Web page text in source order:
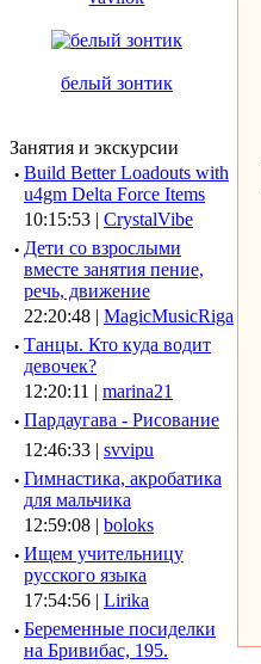
белый зонтик
Занятия и экскурсии
· Build Better Loadouts with
u4gm Delta Force Items
10:15:53 | CrystalVibe
· Дети со взрослыми
вместе занятия пение,
речь, движение
22:20:48 | MagicMusicRiga
· Танцы. Кто куда водит
девочек?
12:20:11 | marina21
· Пардаугава - Рисование
12:46:33 | svvipu
· Гимнастика, акробатика
для мальчика
12:59:08 | boloks
· Ищем учительницу
русского языка
17:54:56 | Lirika
· Беременные посиделки
на Бривибас, 195.